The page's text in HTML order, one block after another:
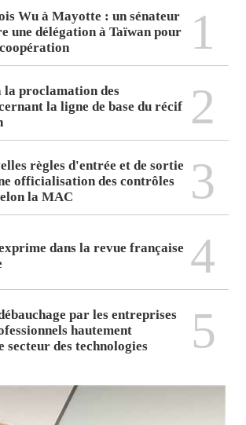
Wu à Mayotte : un sénateur
une délégation à Taïwan pour
1
la proclamation des
la ligne de base du récif
2
règles d'entrée et de sortie
officialisation des contrôles
la MAC
3
dans la revue française 4
par les entreprises
hautement
secteur des technologies
5